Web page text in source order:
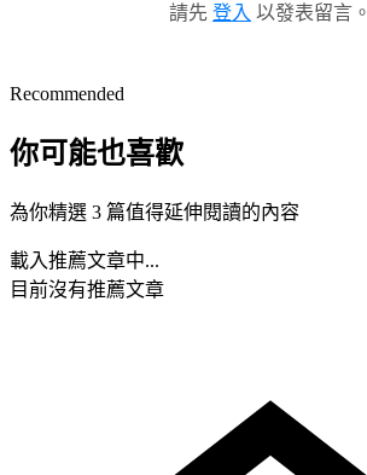
請先 登入 以發表留言。
Recommended
你可能也喜歡
為你精選 3 篇值得延伸閱讀的內容
載入推薦文章中...
目前沒有推薦文章